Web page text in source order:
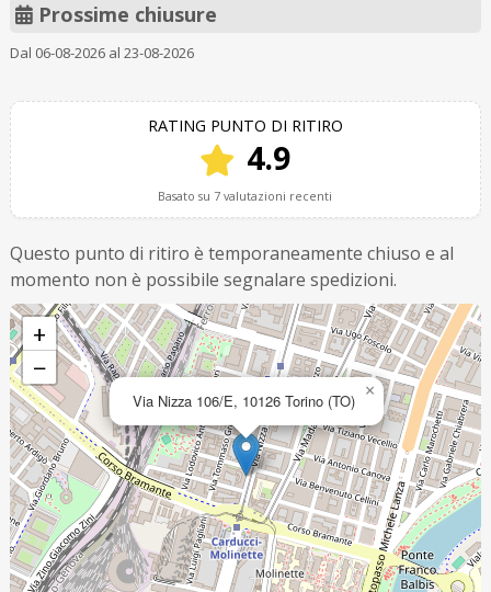
Prossime chiusure
Dal 06-08-2026 al 23-08-2026
RATING PUNTO DI RITIRO
4.9
Basato su 7 valutazioni recenti
Questo punto di ritiro è temporaneamente chiuso e al
momento non è possibile segnalare spedizioni.
Via Nizza 106/E, 10126 Torino (TO) ×
+
−